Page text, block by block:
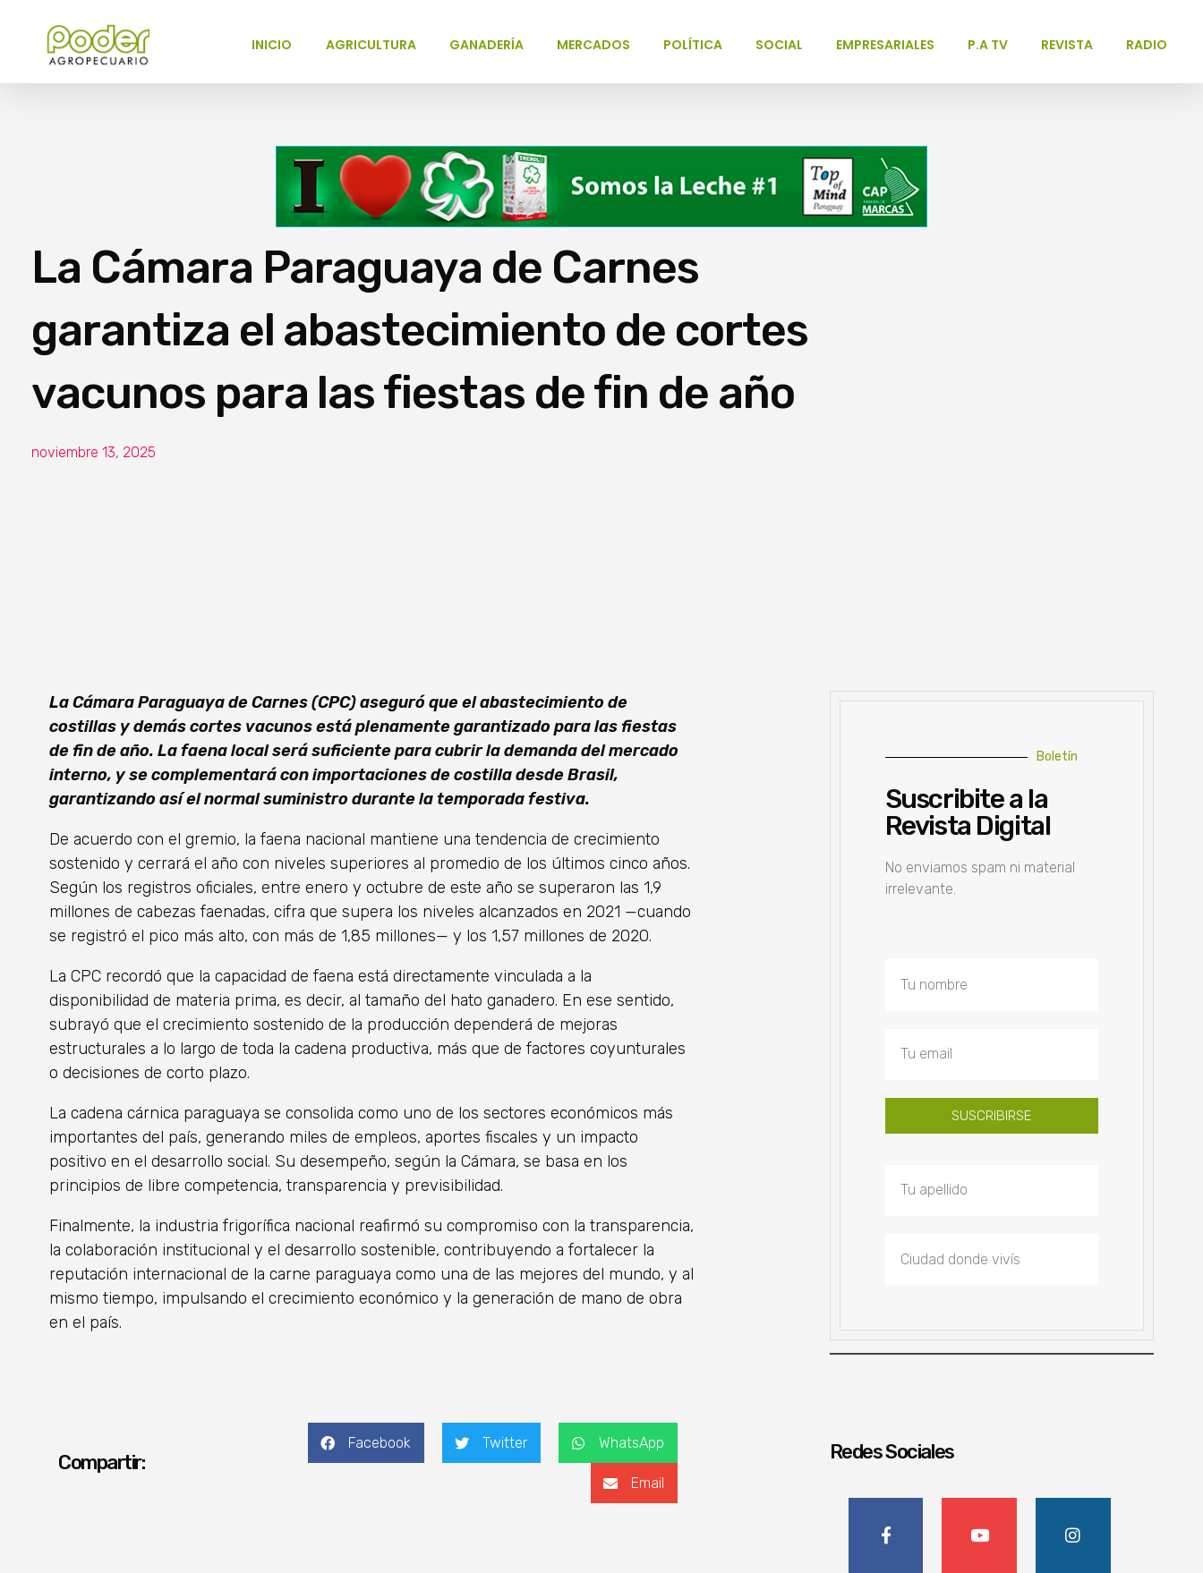
INICIO AGRICULTURA GANADERÍA MERCADOS POLÍTICA SOCIAL EMPRESARIALES P.A TV REVISTA RADIO
La Cámara Paraguaya de Carnes
garantiza el abastecimiento de cortes
vacunos para las fiestas de fin de año
noviembre 13, 2025
La Cámara Paraguaya de Carnes (CPC) aseguró que el abastecimiento de
costillas y demás cortes vacunos está plenamente garantizado para las fiestas
de fin de año. La faena local será suficiente para cubrir la demanda del mercado
interno, y se complementará con importaciones de costilla desde Brasil,
garantizando así el normal suministro durante la temporada festiva.
De acuerdo con el gremio, la faena nacional mantiene una tendencia de crecimiento
sostenido y cerrará el año con niveles superiores al promedio de los últimos cinco años.
Según los registros oficiales, entre enero y octubre de este año se superaron las 1,9
millones de cabezas faenadas, cifra que supera los niveles alcanzados en 2021 —cuando
se registró el pico más alto, con más de 1,85 millones— y los 1,57 millones de 2020.
La CPC recordó que la capacidad de faena está directamente vinculada a la
disponibilidad de materia prima, es decir, al tamaño del hato ganadero. En ese sentido,
subrayó que el crecimiento sostenido de la producción dependerá de mejoras
estructurales a lo largo de toda la cadena productiva, más que de factores coyunturales
o decisiones de corto plazo.
La cadena cárnica paraguaya se consolida como uno de los sectores económicos más
importantes del país, generando miles de empleos, aportes fiscales y un impacto
positivo en el desarrollo social. Su desempeño, según la Cámara, se basa en los
principios de libre competencia, transparencia y previsibilidad.
Finalmente, la industria frigorífica nacional reafirmó su compromiso con la transparencia,
la colaboración institucional y el desarrollo sostenible, contribuyendo a fortalecer la
reputación internacional de la carne paraguaya como una de las mejores del mundo, y al
mismo tiempo, impulsando el crecimiento económico y la generación de mano de obra
en el país.
Compartir:
Facebook Twitter WhatsApp
Email
Boletín
Suscribite a la
Revista Digital
No enviamos spam ni material
irrelevante.
SUSCRIBIRSE
Redes Sociales